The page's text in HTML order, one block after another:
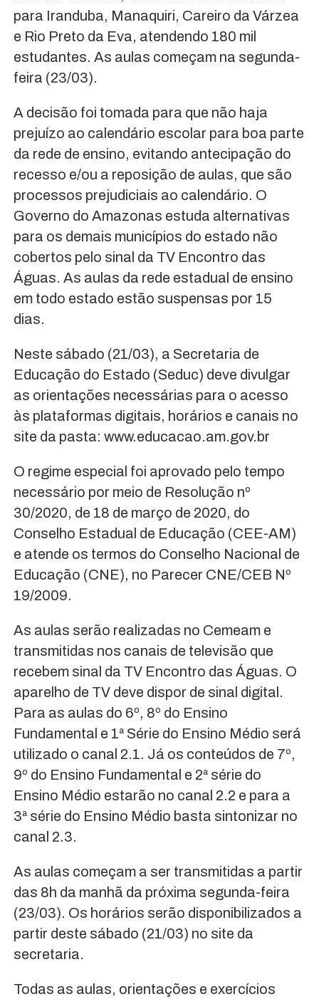
para Iranduba, Manaquiri, Careiro da Várzea
e Rio Preto da Eva, atendendo 180 mil
estudantes. As aulas começam na segunda-
feira (23/03).
A decisão foi tomada para que não haja
prejuízo ao calendário escolar para boa parte
da rede de ensino, evitando antecipação do
recesso e/ou a reposição de aulas, que são
processos prejudiciais ao calendário. O
Governo do Amazonas estuda alternativas
para os demais municípios do estado não
cobertos pelo sinal da TV Encontro das
Águas. As aulas da rede estadual de ensino
em todo estado estão suspensas por 15
dias.
Neste sábado (21/03), a Secretaria de
Educação do Estado (Seduc) deve divulgar
as orientações necessárias para o acesso
às plataformas digitais, horários e canais no
site da pasta: www.educacao.am.gov.br
O regime especial foi aprovado pelo tempo
necessário por meio de Resolução nº
30/2020, de 18 de março de 2020, do
Conselho Estadual de Educação (CEE-AM)
e atende os termos do Conselho Nacional de
Educação (CNE), no Parecer CNE/CEB Nº
19/2009.
As aulas serão realizadas no Cemeam e
transmitidas nos canais de televisão que
recebem sinal da TV Encontro das Águas. O
aparelho de TV deve dispor de sinal digital.
Para as aulas do 6º, 8º do Ensino
Fundamental e 1ª Série do Ensino Médio será
utilizado o canal 2.1. Já os conteúdos de 7º,
9º do Ensino Fundamental e 2ª série do
Ensino Médio estarão no canal 2.2 e para a
3ª série do Ensino Médio basta sintonizar no
canal 2.3.
As aulas começam a ser transmitidas a partir
das 8h da manhã da próxima segunda-feira
(23/03). Os horários serão disponibilizados a
partir deste sábado (21/03) no site da
secretaria.
Todas as aulas, orientações e exercícios